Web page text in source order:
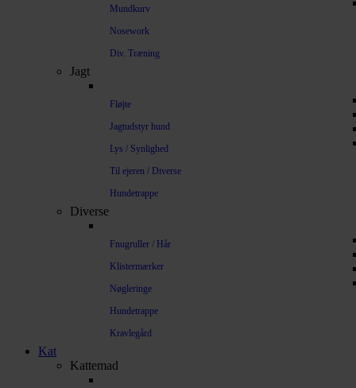
Mundkurv
Nosework
Div. Træning
Jagt
Fløjte
Jagtudstyr hund
Lys / Synlighed
Til ejeren / Diverse
Hundetrappe
Diverse
Fnugruller / Hår
Klistermærker
Nøgleringe
Hundetrappe
Kravlegård
Kat
Kattemad